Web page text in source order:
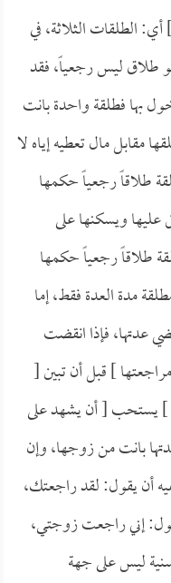
الطلقات الثلاثة، في
فهو طلاق ليس رجعياً، فقد
بها فطلقة واحدة بانت
مقابل مال تعطيه إياه لا
طلاقاً رجعياً حكمها
ويسكنها على
طلاقاً رجعياً حكمها
مدة العدة فقط، إما
عدتها، فإذا انقضت
] قبل أن تبين [
] يستحب [ أن يشهد على
بانت من زوجها، وإن
أن يقول: لقد راجعتك،
إني راجعت زوجتي،
ليس على جهة